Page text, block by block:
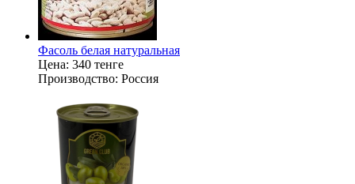
Фасоль белая натуральная
Цена: 340 тенге
Производство: Россия